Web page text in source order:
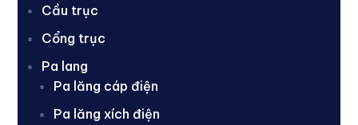
Cầu trục
Cổng trục
Pa lang
Pa lăng cáp điện
Pa lăng xích điện